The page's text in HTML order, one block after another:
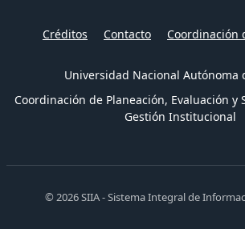
Créditos Contacto Coordinación
Universidad Nacional Autónoma
Coordinación de Planeación, Evaluación y
Gestión Institucional
© 2026 SIIA - Sistema Integral de